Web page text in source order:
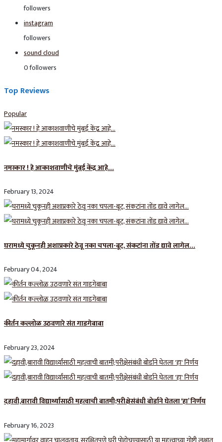
followers
instagram
followers
sound cloud
0followers
Top Reviews
Popular
नमस्कार ! हे आकाशवाणीचे मुंबई केंद्र आहे…
February 13, 2024
घरामध्ये चुकूनही अशाप्रकारे ठेवू नका चपला-बूट, संकटांना तोंड द्यावे लागेल…
February 04, 2024
कीर्तन कल्लोळ उठवणारे संत गाडगेबाबा
February 23, 2024
दहावी,बारावी विद्यार्थ्यांसाठी महत्वाची बातमी;परीक्षेसंबंधी बोर्डाने घेतला ‘हा’ निर्णय
February 16, 2023